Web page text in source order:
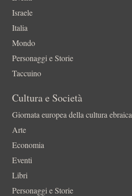
Israele
Italia
Mondo
Personaggi e Storie
Taccuino
Cultura e Società
Giornata europea della cultura ebraica
Arte
Economia
Eventi
Libri
Personaggi e Storie